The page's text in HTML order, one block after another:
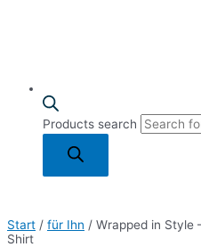
Products search
Start / für Ihn / Wrapped in Style
Shirt